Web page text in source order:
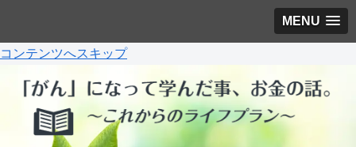
MENU
コンテンツへスキップ